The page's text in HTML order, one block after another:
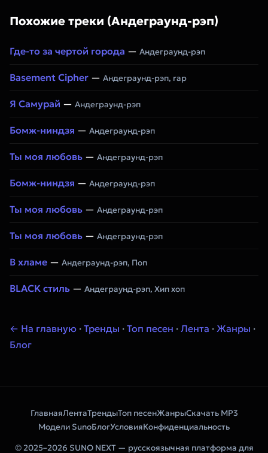
Похожие треки (Андеграунд-рэп)
Где-то за чертой города — Андеграунд-рэп
Basement Cipher — Андеграунд-рэп, rap
Я Самурай — Андеграунд-рэп
Бомж-ниндзя — Андеграунд-рэп
Ты моя любовь — Андеграунд-рэп
Бомж-ниндзя — Андеграунд-рэп
Ты моя любовь — Андеграунд-рэп
Ты моя любовь — Андеграунд-рэп
В хламе — Андеграунд-рэп, Поп
BLACK стиль — Андеграунд-рэп, Хип хоп
← На главную · Тренды · Топ песен · Лента · Жанры ·
Блог
ГлавнаяЛентаТрендыТоп песенЖанрыСкачать MP3
Модели SunoБлогУсловияКонфиденциальность
© 2025–2026 SUNO NEXT — русскоязычная платформа для